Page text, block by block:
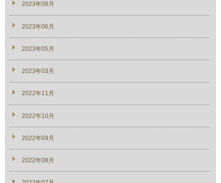
2023年08月
2023年06月
2023年05月
2023年03月
2022年11月
2022年10月
2022年09月
2022年08月